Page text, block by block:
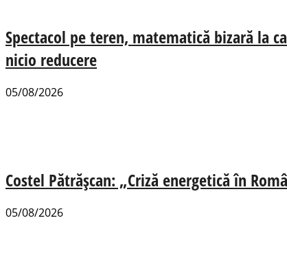
Spectacol pe teren, matematică bizară la
nicio reducere
05/08/2026
Costel Pătrășcan: „Criză energetică în
05/08/2026